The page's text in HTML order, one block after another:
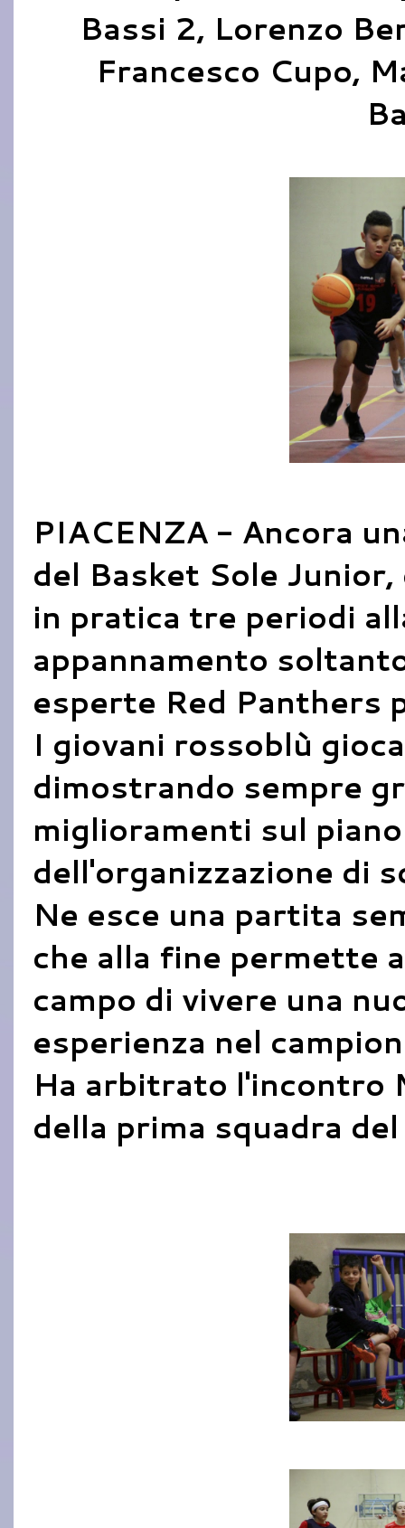
Bassi 2, Lorenzo
Francesco Cupo,
PIACENZA - Ancora
del Basket Sole
in pratica tre periodi
appannamento
esperte Red Panthers
I giovani rossoblù
dimostrando sempre
miglioramenti sul
dell'organizzazione di
Ne esce una partita
che alla fine permette
campo di vivere una
esperienza nel
Ha arbitrato l'incontro
della prima squadra